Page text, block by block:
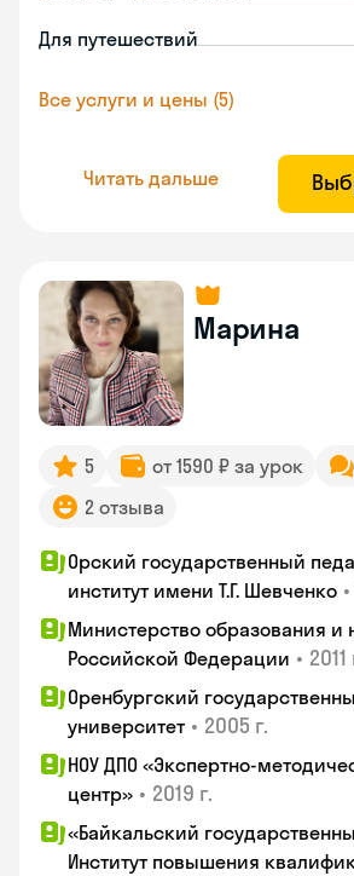
Для путешествий
Все услуги и цены (5)
Читать дальше
Марина
5 от 1590 ₽ за урок
2 отзыва
Орский государственный
институт имени Т.Г. Шевченко •
Министерство образования и
Российской Федерации • 2011
Оренбургский
университет • 2005 г.
НОУ ДПО «Экспертно-
центр» • 2019 г.
«Байкальский
Институт повышения